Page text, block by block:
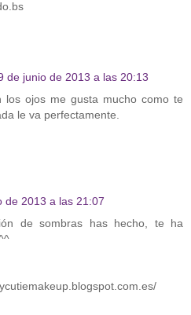
de junio de 2013 a las 20:13
los ojos me gusta mucho como te
le va perfectamente.
de 2013 a las 21:07
de sombras has hecho, te ha